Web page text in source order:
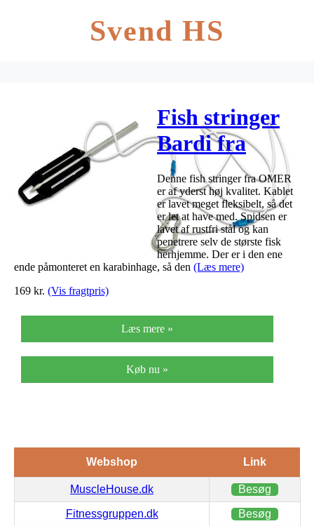
Svend HS
Fish stringer
Bardi fra
OMER
Denne fish stringer fra OMER
er af yderst høj kvalitet. Kablet
er lavet meget fleksibelt, så det
er let at have med. Spidsen er
lavet af rustfri stål og kan
penetrere selv de største fisk
herhjemme. Der er i den ene
ende påmonteret en karabinhage, så den (Læs mere)
169 kr. (Vis fragtpris)
Læs mere »
Køb nu »
Webshop Link
MuscleHouse.dk Besøg
Fitnessgruppen.dk Besøg